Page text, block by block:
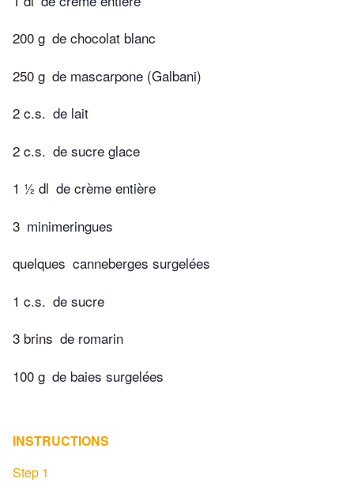
200 g de chocolat blanc
250 g de mascarpone (Galbani)
2 c.s. de lait
2 c.s. de sucre glace
1 ½ dl de crème entière
3 minimeringues
quelques canneberges surgelées
1 c.s. de sucre
3 brins de romarin
100 g de baies surgelées
INSTRUCTIONS
Step 1